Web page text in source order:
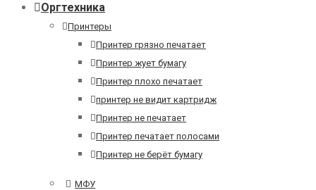
Оргтехника
Принтеры
Принтер грязно печатает
Принтер жует бумагу
Принтер плохо печатает
принтер не видит картридж
Принтер не печатает
Принтер печатает полосами
Принтер не берёт бумагу
МФУ